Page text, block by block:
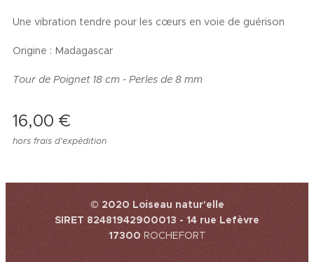
Une vibration tendre pour les cœurs en voie de guérison
Origine : Madagascar
Tour de Poignet 18 cm - Perles de 8 mm
16,00 €
hors frais d'expédition
© 2020 Loiseau natur'elle
SIRET 82481942900013 - 14 rue Lefèvre
17300ROCHEFORT